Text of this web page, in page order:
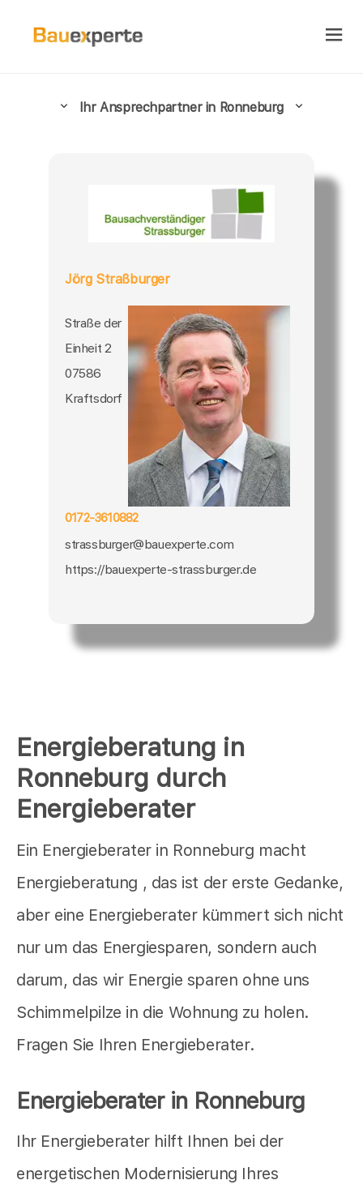
Energieberatung in
Ronneburg durch
Energieberater
Ein Energieberater in Ronneburg macht
Energieberatung , das ist der erste Gedanke,
aber eine Energieberater kümmert sich nicht
nur um das Energiesparen, sondern auch
darum, das wir Energie sparen ohne uns
Schimmelpilze in die Wohnung zu holen.
Fragen Sie Ihren Energieberater.
Energieberater in Ronneburg
Ihr Energieberater hilft Ihnen bei der
energetischen Modernisierung Ihres
Ihr Ansprechpartner in Ronneburg
Jörg Straßburger
Straße der
Einheit 2
07586
Kraftsdorf
0172-3610882
strassburger@bauexperte.com
https://bauexperte-strassburger.de